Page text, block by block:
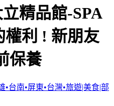
精品館-SPA
權利 ! 新朋友
保養